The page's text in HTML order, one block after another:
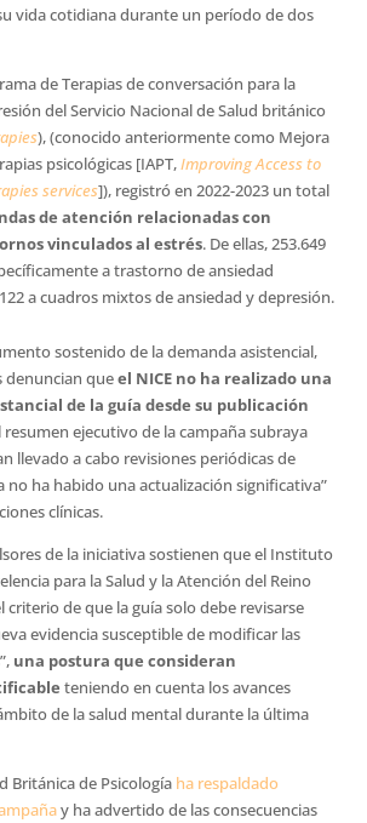
vida cotidiana durante un período de dos
de Terapias de conversación para la
del Servicio Nacional de Salud británico
), (conocido anteriormente como Mejora
psicológicas [IAPT,Improving Access to
services]), registró en 2022-2023 un total
de atención relacionadas con
vinculados al estrés. De ellas, 253.649
a trastorno de ansiedad
a cuadros mixtos de ansiedad y depresión.
sostenido de la demanda asistencial,
denuncian queel NICE no ha realizado una
de la guía desde su publicación
resumen ejecutivo de la campaña subraya
llevado a cabo revisiones periódicas de
no ha habido una actualización significativa”
clínicas.
de la iniciativa sostienen que el Instituto
para la Salud y la Atención del Reino
criterio de que la guía solo debe revisarse
evidencia susceptible de modificar las
una postura que consideran
teniendo en cuenta los avances
de la salud mental durante la última
Británica de Psicología ha respaldado
y ha advertido de las consecuencias